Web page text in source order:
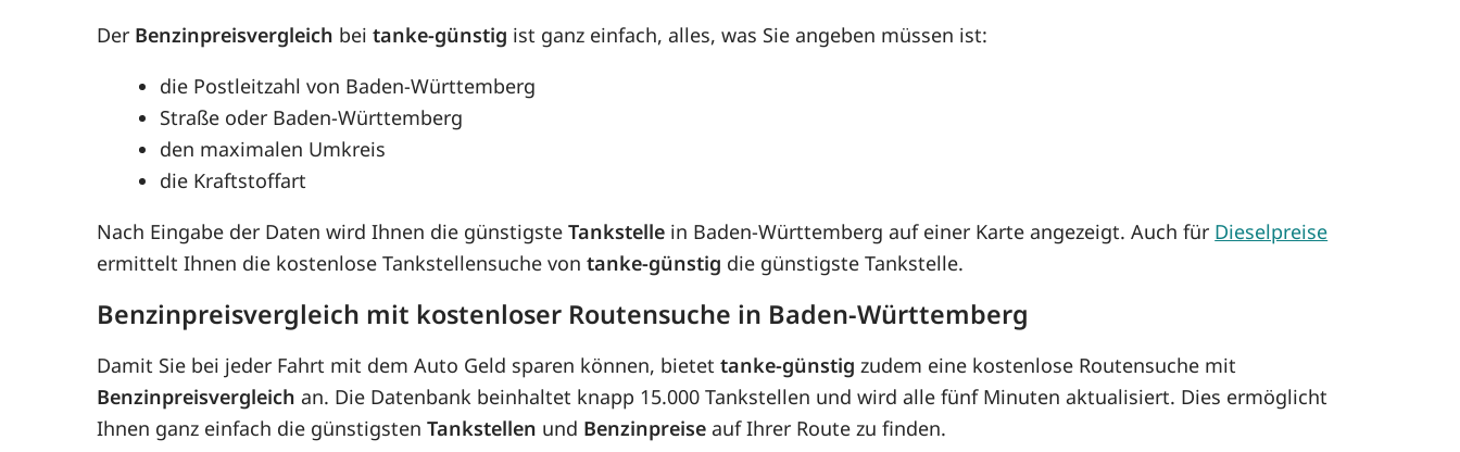
Der Benzinpreisvergleich beitanke-günstig ist ganz einfach, alles, was Sie angeben müssen ist:
die Postleitzahl von Baden-Württemberg
Straße oder Baden-Württemberg
den maximalen Umkreis
die Kraftstoffart
Nach Eingabe der Daten wird Ihnen die günstigsteTankstelle in Baden-Württemberg auf einer Karte angezeigt. Auch für Dieselpreise
ermittelt Ihnen die kostenlose Tankstellensuche vontanke-günstig die günstigste Tankstelle.
Benzinpreisvergleich mit kostenloser Routensuche in Baden-Württemberg
Damit Sie bei jeder Fahrt mit dem Auto Geld sparen können, bietettanke-günstig zudem eine kostenlose Routensuche mit
Benzinpreisvergleich an. Die Datenbank beinhaltet knapp 15.000 Tankstellen und wird alle fünf Minuten aktualisiert. Dies ermöglicht
Ihnen ganz einfach die günstigstenTankstellen und Benzinpreise auf Ihrer Route zu finden.